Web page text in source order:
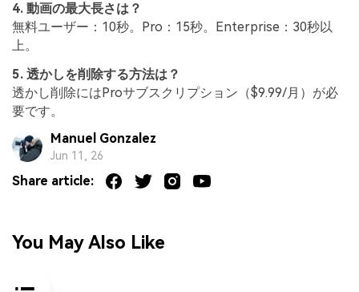
4. 動画の最大長さは？
無料ユーザー：10秒。Pro：15秒。Enterprise：30秒以
上。
5. 透かしを削除する方法は？
透かし削除にはProサブスクリプション（$9.99/月）が必
要です。
Manuel Gonzalez
Jun 11, 26
Share article:
You May Also Like